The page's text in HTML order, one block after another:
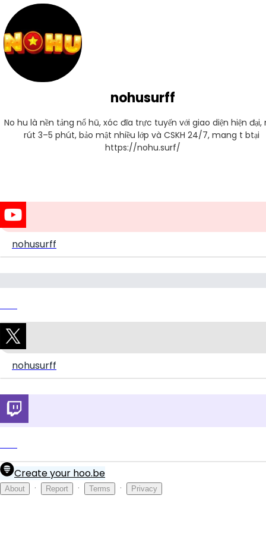
nohusurff
No hu là nền tảng nổ hũ, xóc đĩa trực tuyến với giao diện hiện đại,
rút 3–5 phút, bảo mật nhiều lớp và CSKH 24/7, mang t btại
https://nohu.surf/
nohusurff
nohusurff
Create your hoo.be
About · Report · Terms · Privacy